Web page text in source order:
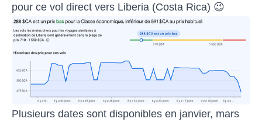
pour ce vol direct vers Liberia (Costa Rica) 😉
Plusieurs dates sont disponibles en janvier, mars